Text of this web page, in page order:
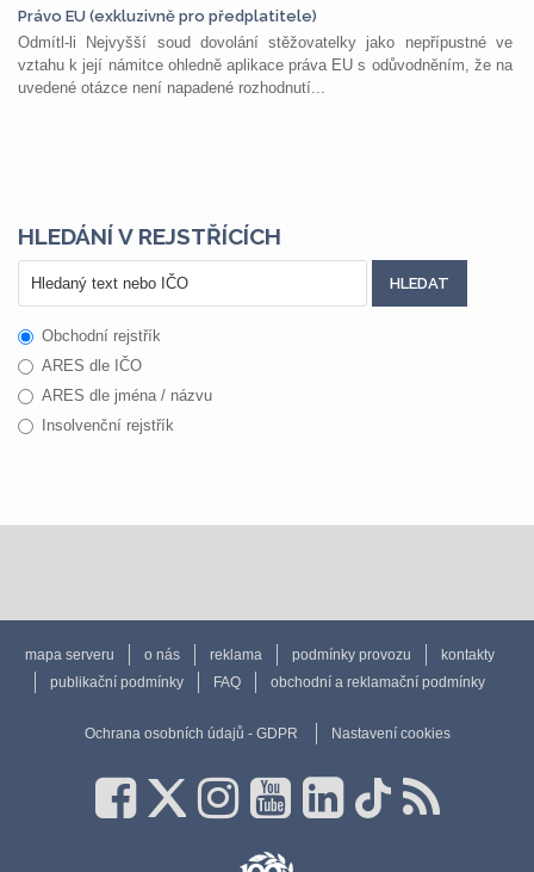
Právo EU (exkluzivně pro předplatitele)
Odmítl-li Nejvyšší soud dovolání stěžovatelky jako nepřípustné ve
vztahu k její námitce ohledně aplikace práva EU s odůvodněním, že na
uvedené otázce není napadené rozhodnutí...
HLEDÁNÍ V REJSTŘÍCÍCH
Obchodní rejstřík
ARES dle IČO
ARES dle jména / názvu
Insolvenční rejstřík
mapa serveru o nás reklama podmínky provozu
kontakty
publikační podmínky
FAQ obchodní a reklamační podmínky
Ochrana osobních údajů - GDPR Nastavení cookies